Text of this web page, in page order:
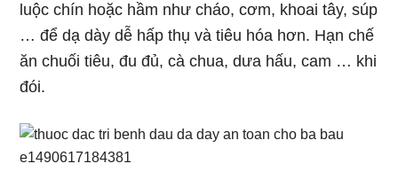
luộc chín hoặc hầm như cháo, cơm, khoai tây, súp
… để dạ dày dễ hấp thụ và tiêu hóa hơn. Hạn chế
ăn chuối tiêu, đu đủ, cà chua, dưa hấu, cam … khi
đói.